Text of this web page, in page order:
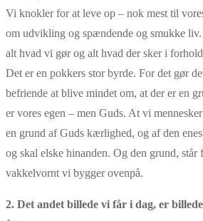
Vi knokler for at leve op – nok mest til
om udvikling og spændende og smukke
alt hvad vi gør og alt hvad der sker i
Det er en pokkers stor byrde. For det gør
befriende at blive mindet om, at der er en
er vores egen – men Guds. At vi
en grund af Guds kærlighed, og af den
og skal elske hinanden. Og den grund, står
vakkelvornt vi bygger ovenpå.
2. Det andet billede vi får i dag, er